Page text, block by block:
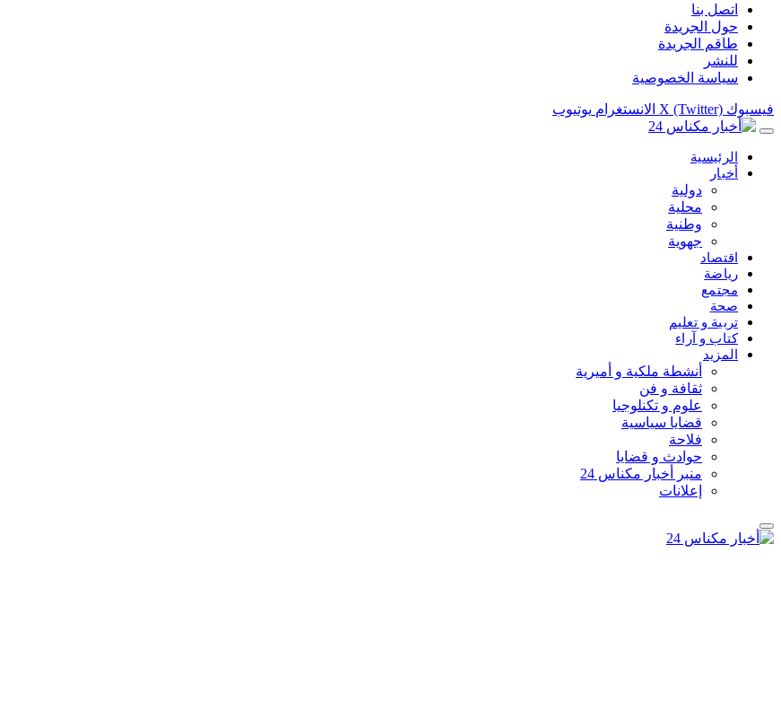
اتصل بنا
حول الجريدة
طاقم الجريدة
للنشر
سياسة الخصوصية
فيسبوك X (Twitter) الانستغرام يوتيوب
الرئيسية
أخبار
دولية
محلية
وطنية
جهوية
اقتصاد
رياضة
مجتمع
صحة
تربية و تعليم
كتاب و آراء
المزيد
أنشطة ملكية و أميرية
ثقافة و فن
علوم و تكنلوجيا
قضايا سياسية
فلاحة
حوادث و قضايا
منبر أخبار مكناس 24
إعلانات